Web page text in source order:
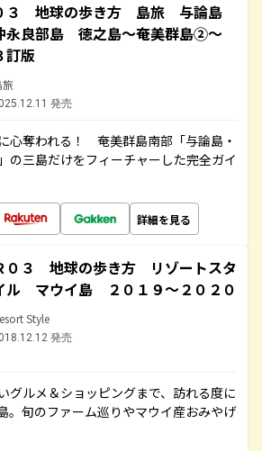
３ 地球の歩き方 島旅 与論島
永良部島 徳之島～奄美群島②～
訂版
旅
発売
心奪われる！ 奄美群島南部「与論島・
の三島だけをフィーチャーした完全ガイ
詳細を見る
０３ 地球の歩き方 リゾートスタ
ル マウイ島 ２０１９～２０２０
Style
発売
グルメ＆ショッピングまで、訪れる度に
。旬のファーム巡りやマウイ産おみやげ